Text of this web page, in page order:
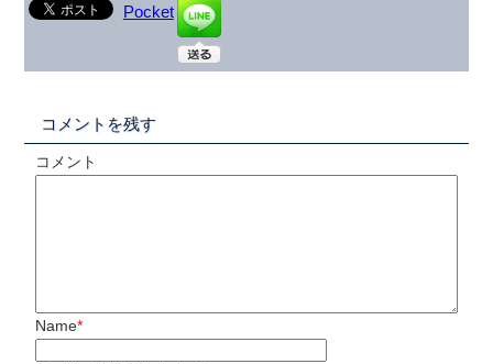
Pocket
コメントを残す
コメント
Name*